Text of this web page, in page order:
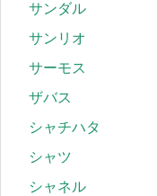
サンダル
サンリオ
サーモス
ザバス
シャチハタ
シャツ
シャネル